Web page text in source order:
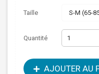
Taille
Quantité
AJOUTER AU